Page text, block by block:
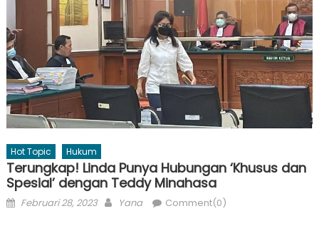
Hot Topic Hukum
Terungkap! Linda Punya Hubungan ‘Khusus dan
Spesial’ dengan Teddy Minahasa
Posted
Februari 28, 2023 Author
Yana Comment(0)